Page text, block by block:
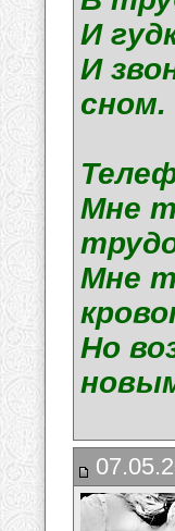
И
И
сном.
Мне
Мне
Но